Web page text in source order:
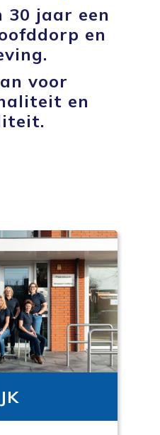
30 jaar een
en
voor
en